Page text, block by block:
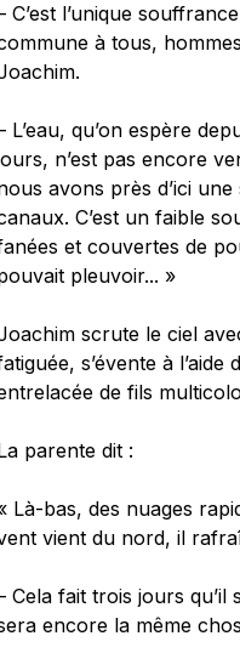
C’est l’unique
à tous,
L’eau, qu’on espère
n’est pas encore
avons près d’ici
C’est un faible
et couvertes de
pleuvoir... »
scrute le ciel
s’évente à
de fils
parente dit :
Là-bas, des nuages
vient du nord, il
Cela fait trois jours qu’il
encore la même